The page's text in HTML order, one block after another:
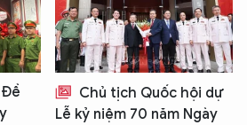
Chủ tịch Quốc hội dự
Lễ kỷ niệm 70 năm Ngày